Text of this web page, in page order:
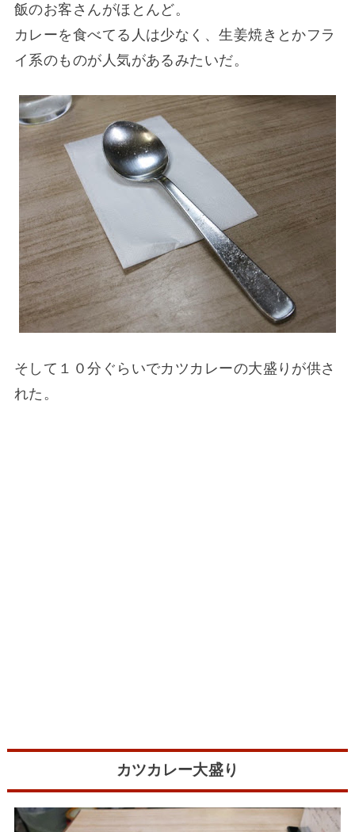
飯のお客さんがほとんど。
カレーを食べてる人は少なく、生姜焼きとかフラ
イ系のものが人気があるみたいだ。
そして１０分ぐらいでカツカレーの大盛りが供さ
れた。
カツカレー大盛り